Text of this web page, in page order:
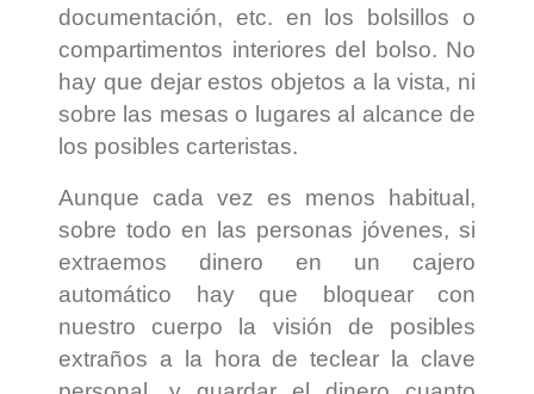
documentación, etc. en los bolsillos o
compartimentos interiores del bolso. No
hay que dejar estos objetos a la vista, ni
sobre las mesas o lugares al alcance de
los posibles carteristas.
Aunque cada vez es menos habitual,
sobre todo en las personas jóvenes, si
extraemos dinero en un cajero
automático hay que bloquear con
nuestro cuerpo la visión de posibles
extraños a la hora de teclear la clave